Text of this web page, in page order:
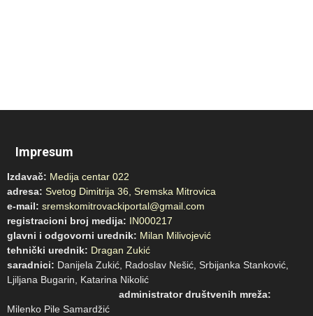
Impresum
Izdavač: Medija centar 022
adresa: Svetog Dimitrija 36, Sremska Mitrovica
e-mail: sremskomitrovackiportal@gmail.com
registracioni broj medija: IN000217
glavni i odgovorni urednik: Milan Milivojević
tehnički urednik: Dragan Zukić
saradnici: Danijela Zukić, Radoslav Nešić, Srbijanka Stanković,
Ljiljana Bugarin, Katarina Nikolić
administrator društvenih mreža:
Milenko Pile Samardžić